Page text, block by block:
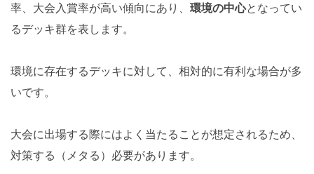
率、大会入賞率が高い傾向にあり、 環境の中心となってい
るデッキ群を表します。
環境に存在するデッキに対して、相対的に有利な場合が多
いです。
大会に出場する際にはよく当たることが想定されるため、
対策する（メタる）必要があります。